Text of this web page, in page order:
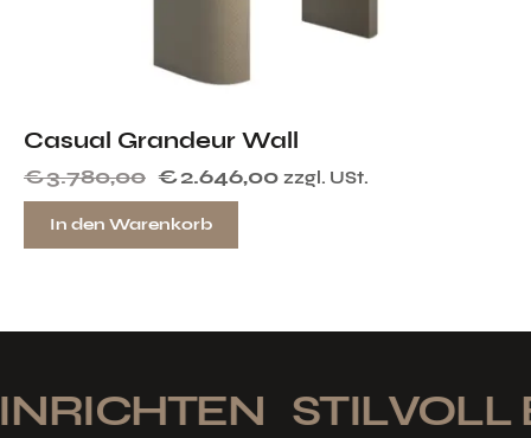
Casual Grandeur Wall
€3.780,00 €2.646,00 zzgl. USt.
In den Warenkorb
STILVOLL